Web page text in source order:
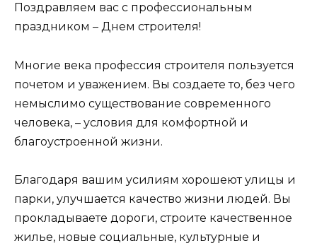
Поздравляем вас с профессиональным
праздником – Днем строителя!
Многие века профессия строителя пользуется
почетом и уважением. Вы создаете то, без чего
немыслимо существование современного
человека, – условия для комфортной и
благоустроенной жизни.
Благодаря вашим усилиям хорошеют улицы и
парки, улучшается качество жизни людей. Вы
прокладываете дороги, строите качественное
жилье, новые социальные, культурные и